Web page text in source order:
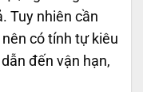
Tuy nhiên cần
có tính tự kiêu
đến vận hạn,